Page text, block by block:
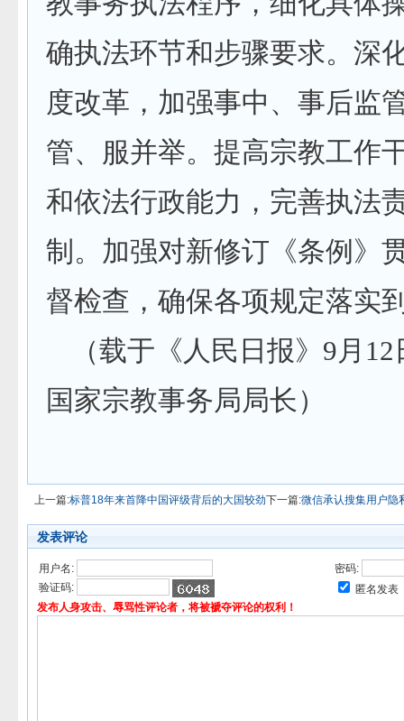
确执法环节和步骤要求。深
度改革，加强事中、事后监
管、服并举。提高宗教工作
和依法行政能力，完善执法
制。加强对新修订《条例》
督检查，确保各项规定落实
（载于《人民日报》9月
国家宗教事务局局长）
上一篇:标普18年来首降中国评级背后的大国较劲下一篇:微信承认搜集用户隐
发表评论
用户名:
密码:
验证码:
匿名发表
发布人身攻击、辱骂性评论者，将被褫夺评论的权利！